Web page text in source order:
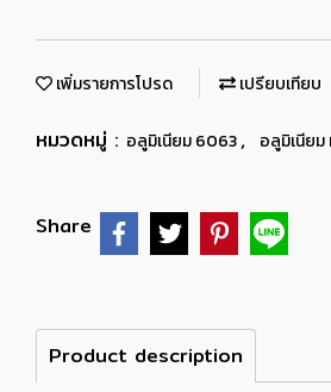
เพิ่มรายการโปรด เปรียบเทียบ
หมวดหมู่ : อลูมิเนียม 6063, อลูมิเนีย
Share
Product description